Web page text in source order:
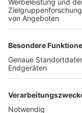
TOP-PARTNER